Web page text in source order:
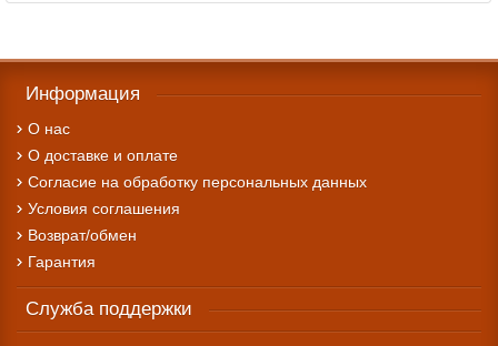
Информация
О нас
О доставке и оплате
Cогласие на обработку персональных данных
Условия соглашения
Возврат/обмен
Гарантия
Служба поддержки